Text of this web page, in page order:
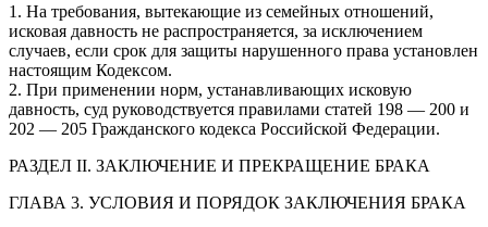
1. На требования, вытекающие из семейных отношений,
исковая давность не распространяется, за исключением
случаев, если срок для защиты нарушенного права установлен
настоящим Кодексом.
2. При применении норм, устанавливающих исковую
давность, суд руководствуется правилами статей 198 — 200 и
202 — 205 Гражданского кодекса Российской Федерации.
РАЗДЕЛ II. ЗАКЛЮЧЕНИЕ И ПРЕКРАЩЕНИЕ БРАКА
ГЛАВА 3. УСЛОВИЯ И ПОРЯДОК ЗАКЛЮЧЕНИЯ БРАКА